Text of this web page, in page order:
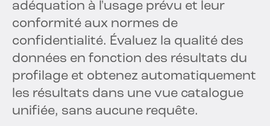
adéquation à l'usage prévu et leur
conformité aux normes de
confidentialité. Évaluez la qualité des
données en fonction des résultats du
profilage et obtenez automatiquement
les résultats dans une vue catalogue
unifiée, sans aucune requête.